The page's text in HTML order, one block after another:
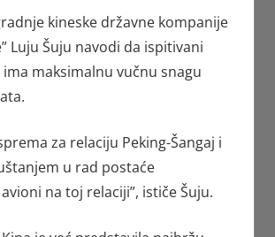
kineske državne kompanije
Luju Šuju navodi da ispitivani
maksimalnu vučnu snagu
za relaciju Peking-Šangaj i
u rad postaće
na toj relaciji”, ističe Šuju.